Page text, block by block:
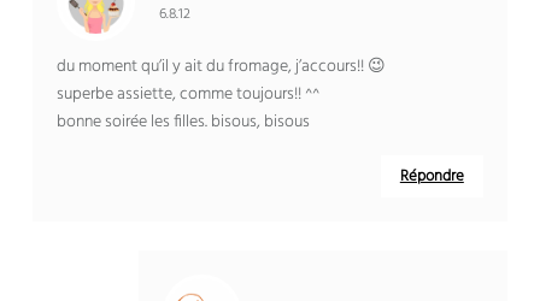
6.8.12
du moment qu’il y ait du fromage, j’accours!! 😉
superbe assiette, comme toujours!! ^^
bonne soirée les filles. bisous, bisous
Répondre